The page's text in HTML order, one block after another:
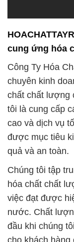
cung ứng hóa
Công Ty Hóa
chuyên kinh
chất chất lượng
tôi là cung cấp
cao và dịch vụ
được mục tiêu
quả và an toàn.
Chúng tôi tập
hóa chất chất
việc đạt được
nước. Chất
đầu khi chúng